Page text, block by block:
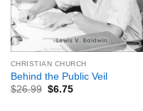
CHRISTIAN CHURCH
Behind the Public Veil
$26.99 $6.75